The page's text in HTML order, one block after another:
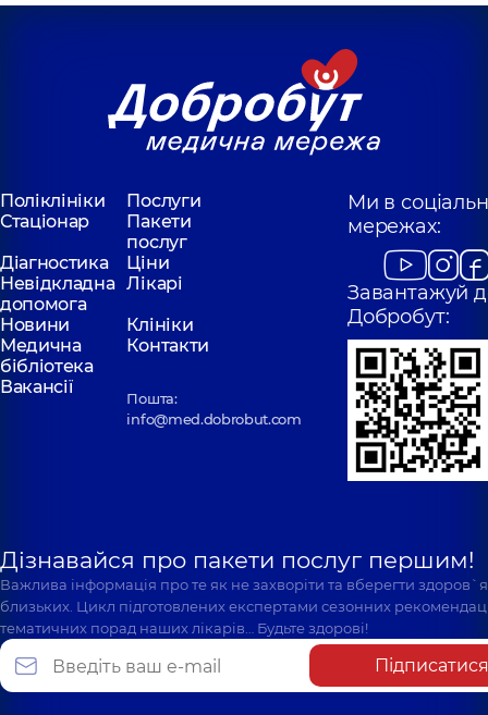
Поліклініки
Послуги
Стаціонар
Пакети
послуг
Діагностика
Ціни
Невідкладна
допомога
Лікарі
Новини
Клініки
Медична
бібліотека
Контакти
Вакансії
Пошта:
info@med.dobrobut.com
Ми в
мережах:
Завантажуй
Добробут:
Дізнавайся про пакети послуг першим!
Важлива інформація про те як не захворіти та вберегти
близьких. Цикл підготовлених експертами сезонних
тематичних порад наших лікарів… Будьте здорові!
Підписатися